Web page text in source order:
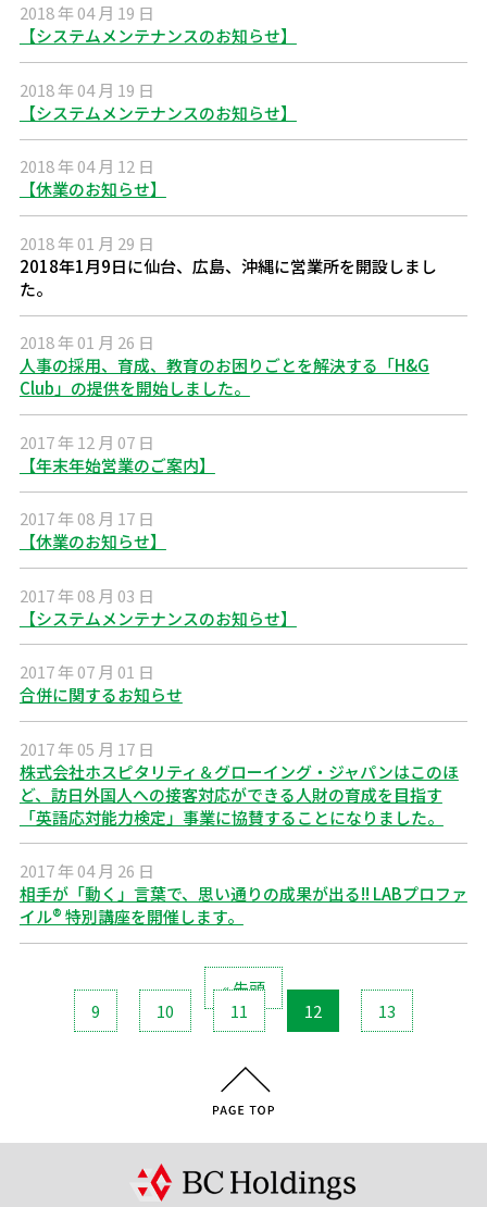
2018 年 04 月 19 日
【システムメンテナンスのお知らせ】
2018 年 04 月 19 日
【システムメンテナンスのお知らせ】
2018 年 04 月 12 日
【休業のお知らせ】
2018 年 01 月 29 日
2018年1月9日に仙台、広島、沖縄に営業所を開設しまし
た。
2018 年 01 月 26 日
人事の採用、育成、教育のお困りごとを解決する「H&G
Club」の提供を開始しました。
2017 年 12 月 07 日
【年末年始営業のご案内】
2017 年 08 月 17 日
【休業のお知らせ】
2017 年 08 月 03 日
【システムメンテナンスのお知らせ】
2017 年 07 月 01 日
合併に関するお知らせ
2017 年 05 月 17 日
株式会社ホスピタリティ＆グローイング・ジャパンはこのほ
ど、訪日外国人への接客対応ができる人財の育成を目指す
「英語応対能力検定」事業に協賛することになりました。
2017 年 04 月 26 日
相手が「動く」言葉で、思い通りの成果が出る!! LABプロファ
イル® 特別講座を開催します。
« 先頭
9
10 11 12 13